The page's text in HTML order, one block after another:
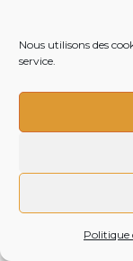
Nous utilisons des
service.
Politique
quartiers
pour
19
0